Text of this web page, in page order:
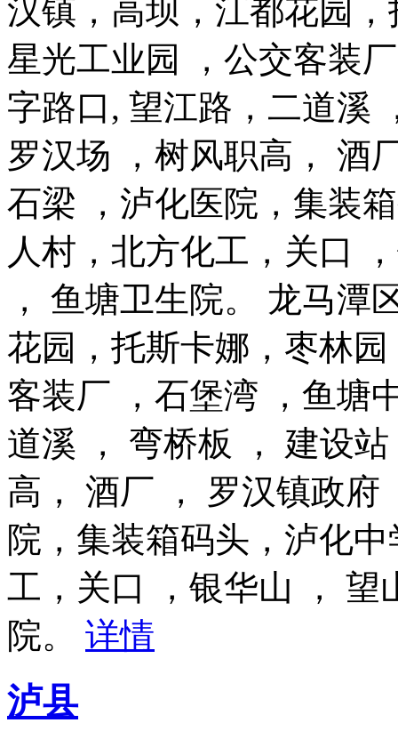
汉镇，高坝，江都花园
星光工业园 ，公交客装
字路口, 望江路，二道溪
罗汉场 ，树风职高， 酒
石梁 ，泸化医院，集装
人村，北方化工，关口
， 鱼塘卫生院。 龙马潭
花园，托斯卡娜，枣林
客装厂 ，石堡湾 ，鱼塘
道溪 ， 弯桥板 ， 建设
高， 酒厂 ， 罗汉镇政府
院，集装箱码头，泸化
工，关口 ，银华山 ， 望
院。 详情
泸县